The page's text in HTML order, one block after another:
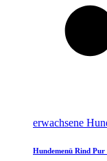
erwachsene
Hundemenü Rind